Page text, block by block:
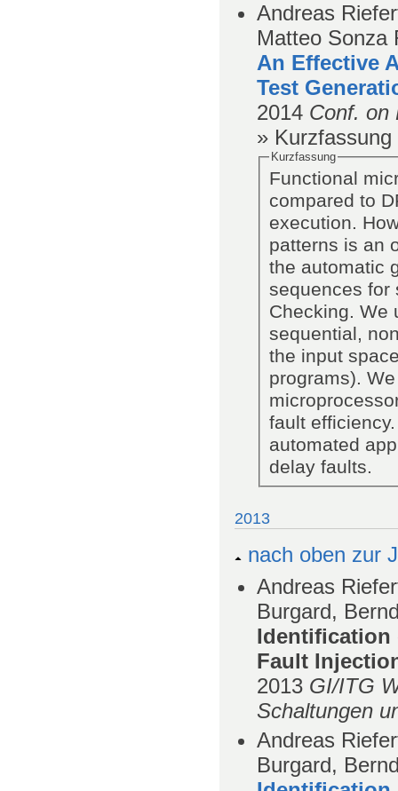
Andreas
Matteo Sonza
An Effective
Test
2014 Conf. on
» Kurzfassung
Kurzfassung
Functional
compared to
execution.
patterns is an
the automatic
sequences for
Checking. We
sequential,
the input
programs).
fault
automated
delay faults.
2013
nach oben zur
Andreas
Burgard,
Identification
Fault
2013 GI/ITG
Schaltungen
Andreas
Burgard,